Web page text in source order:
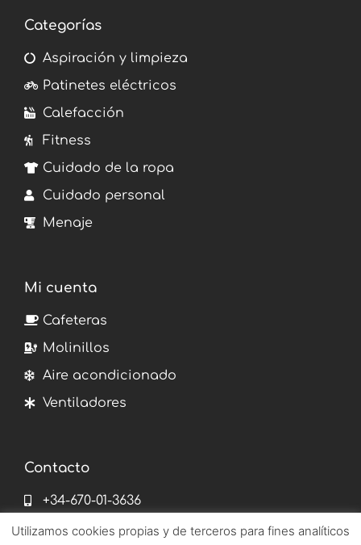
Categorías
Aspiración y limpieza
Patinetes eléctricos
Calefacción
Fitness
Cuidado de la ropa
Cuidado personal
Menaje
Mi cuenta
Cafeteras
Molinillos
Aire acondicionado
Ventiladores
Contacto
+34-670-01-3636
info@emetronix.es
Utilizamos cookies propias y de terceros para fines analíticos